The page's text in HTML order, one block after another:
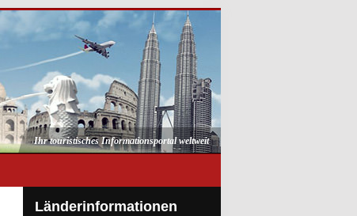
Ihr touristisches Informationsportal weltweit
Länderinformationen